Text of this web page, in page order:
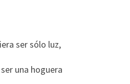
ser sólo luz,
una hoguera